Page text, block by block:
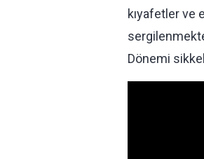
kıyafetler ve
Dönemi